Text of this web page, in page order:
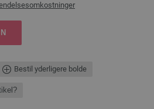
Bestil yderligere bolde